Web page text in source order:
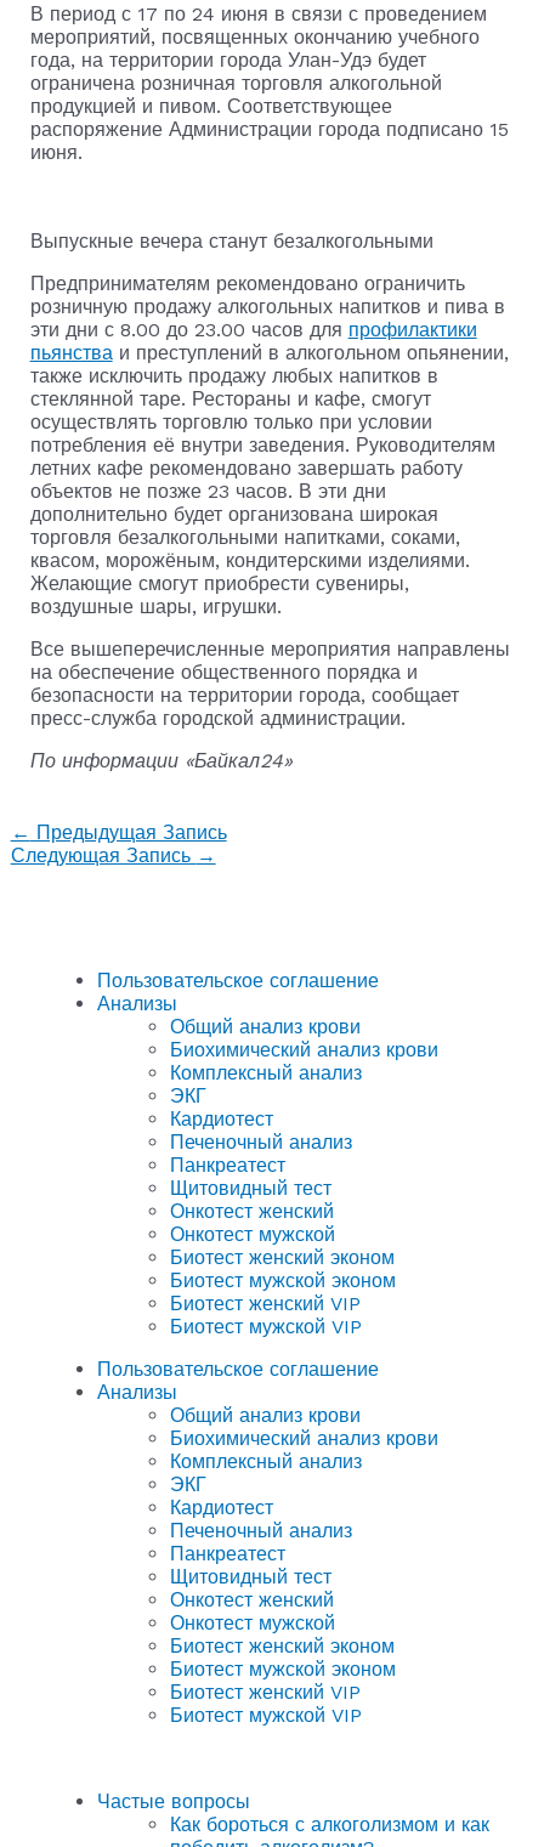
В период с 17 по 24 июня в связи с проведением
мероприятий, посвященных окончанию учебного
года, на территории города Улан-Удэ будет
ограничена розничная торговля алкогольной
продукцией и пивом. Соответствующее
распоряжение Администрации города подписано 15
июня.
Выпускные вечера станут безалкогольными
Предпринимателям рекомендовано ограничить
розничную продажу алкогольных напитков и пива в
эти дни с 8.00 до 23.00 часов для профилактики
пьянства и преступлений в алкогольном опьянении,
также исключить продажу любых напитков в
стеклянной таре. Рестораны и кафе, смогут
осуществлять торговлю только при условии
потребления её внутри заведения. Руководителям
летних кафе рекомендовано завершать работу
объектов не позже 23 часов. В эти дни
дополнительно будет организована широкая
торговля безалкогольными напитками, соками,
квасом, морожёным, кондитерскими изделиями.
Желающие смогут приобрести сувениры,
воздушные шары, игрушки.
Все вышеперечисленные мероприятия направлены
на обеспечение общественного порядка и
безопасности на территории города, сообщает
пресс-служба городской администрации.
По информации «Байкал24»
← Предыдущая Запись
Следующая Запись →
Пользовательское соглашение
Анализы
Общий анализ крови
Биохимический анализ крови
Комплексный анализ
ЭКГ
Кардиотест
Печеночный анализ
Панкреатест
Щитовидный тест
Онкотест женский
Онкотест мужской
Биотест женский эконом
Биотест мужской эконом
Биотест женский VIP
Биотест мужской VIP
Пользовательское соглашение
Анализы
Общий анализ крови
Биохимический анализ крови
Комплексный анализ
ЭКГ
Кардиотест
Печеночный анализ
Панкреатест
Щитовидный тест
Онкотест женский
Онкотест мужской
Биотест женский эконом
Биотест мужской эконом
Биотест женский VIP
Биотест мужской VIP
Частые вопросы
Как бороться с алкоголизмом и как